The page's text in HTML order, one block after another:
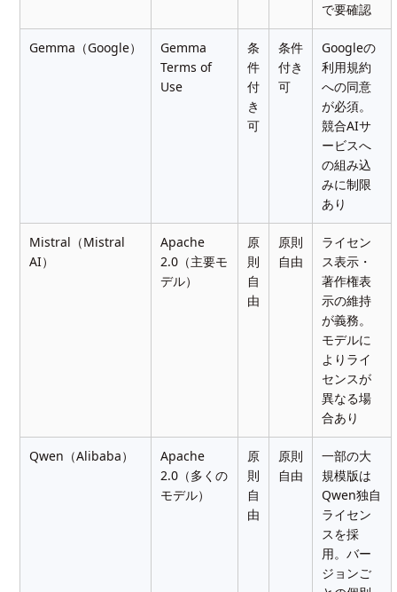
で要確認
Gemma（Google）
Gemma
Terms of
Use
条
件
付
き
可
条件
付き
可
Googleの
利用規約
への同意
が必須。
競合AIサ
ービスへ
の組み込
みに制限
あり
Mistral（Mistral
AI）
Apache
2.0（主要モ
デル）
原
則
自
由
原則
自由
ライセン
ス表示・
著作権表
示の維持
が義務。
モデルに
よりライ
センスが
異なる場
合あり
Qwen（Alibaba）
Apache
2.0（多くの
モデル）
原
則
自
由
原則
自由
一部の大
規模版は
Qwen独自
ライセン
スを採
用。バー
ジョンご